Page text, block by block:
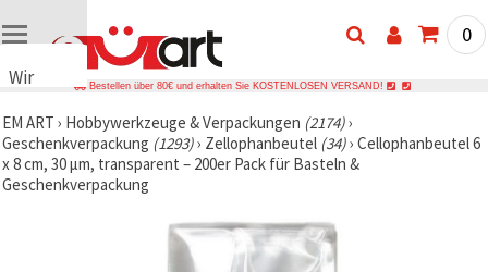
Wir
Cookies
🍪 Wir
verwenden
Cookies
0
Bestellen über 80€ und erhalten Sie KOSTENLOSEN VERSAND!
EM ART › Hobbywerkzeuge & Verpackungen (2174)›
Geschenkverpackung (1293)› Zellophanbeutel (34)› Cellophanbeutel 6
x 8 cm, 30 µm, transparent – 200er Pack für Basteln &
Geschenkverpackung